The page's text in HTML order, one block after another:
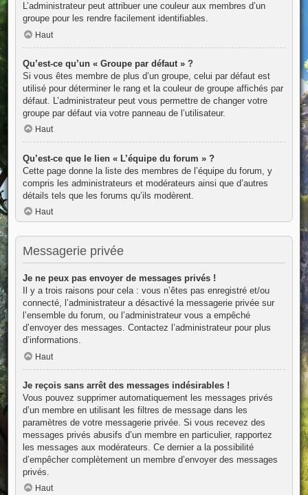
L’administrateur peut attribuer une couleur aux membres d’un
groupe pour les rendre facilement identifiables.
Haut
Qu’est-ce qu’un « Groupe par défaut » ?
Si vous êtes membre de plus d’un groupe, celui par défaut est
utilisé pour déterminer le rang et la couleur de groupe affichés par
défaut. L’administrateur peut vous permettre de changer votre
groupe par défaut via votre panneau de l’utilisateur.
Haut
Qu’est-ce que le lien « L’équipe du forum » ?
Cette page donne la liste des membres de l’équipe du forum, y
compris les administrateurs et modérateurs ainsi que d’autres
détails tels que les forums qu’ils modèrent.
Haut
Messagerie privée
Je ne peux pas envoyer de messages privés !
Il y a trois raisons pour cela : vous n’êtes pas enregistré et/ou
connecté, l’administrateur a désactivé la messagerie privée sur
l’ensemble du forum, ou l’administrateur vous a empêché
d’envoyer des messages. Contactez l’administrateur pour plus
d’informations.
Haut
Je reçois sans arrêt des messages indésirables !
Vous pouvez supprimer automatiquement les messages privés
d’un membre en utilisant les filtres de message dans les
paramètres de votre messagerie privée. Si vous recevez des
messages privés abusifs d’un membre en particulier, rapportez
les messages aux modérateurs. Ce dernier a la possibilité
d’empêcher complètement un membre d’envoyer des messages
privés.
Haut